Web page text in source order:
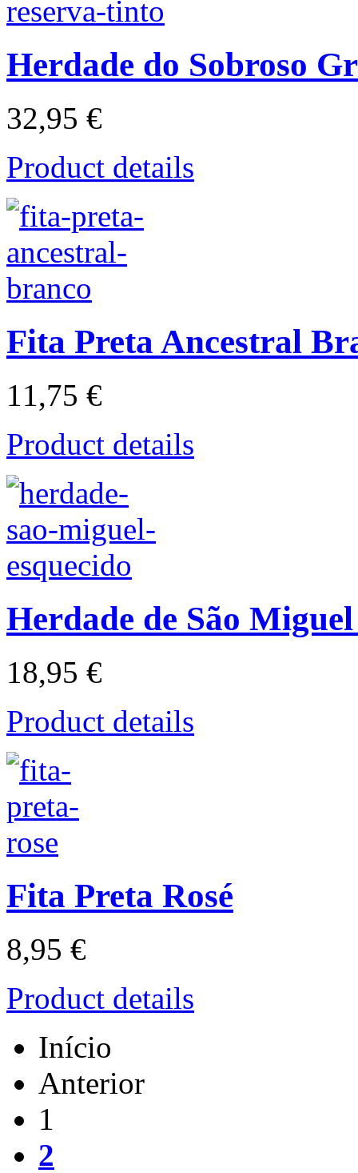
Herdade do Sobroso
32,95 €
Product details
Fita Preta Ancestral
11,75 €
Product details
Herdade de São
18,95 €
Product details
Fita Preta Rosé
8,95 €
Product details
Início
Anterior
1
2